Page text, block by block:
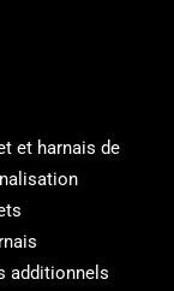
et harnais de
additionnels